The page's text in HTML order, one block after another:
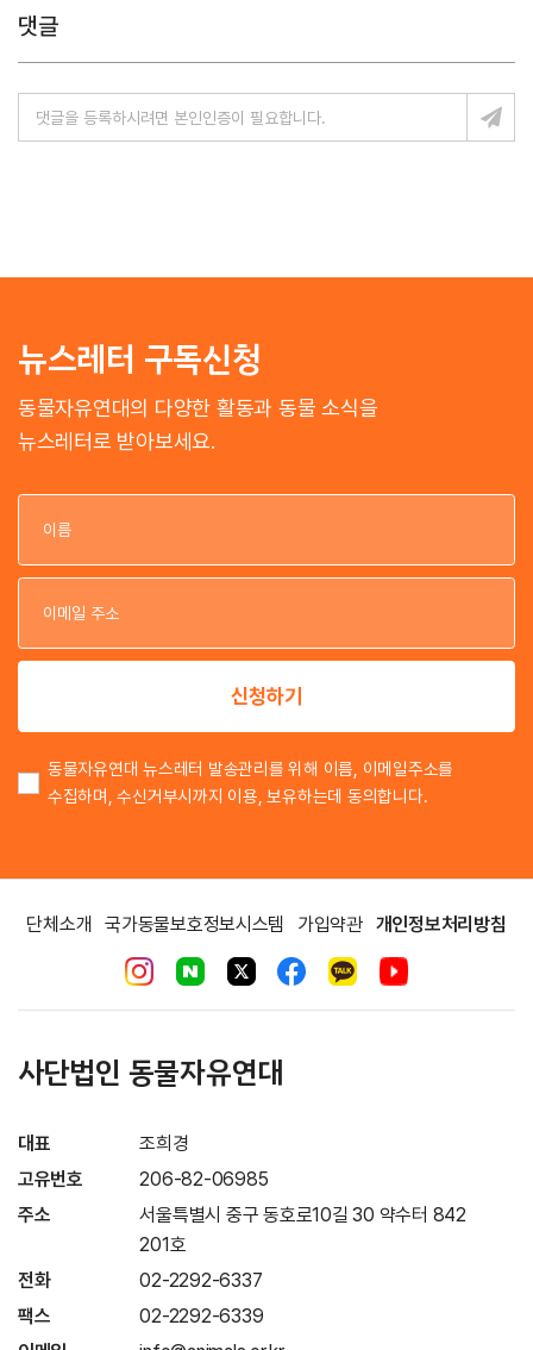
댓글
뉴스레터 구독신청
동물자유연대의 다양한 활동과 동물 소식을
뉴스레터로 받아보세요.
이
이
신청하기
동물자유연대 뉴스레터 발송관리를 위해 이름, 이메일주소를
수집하며, 수신거부시까지 이용, 보유하는데 동의합니다.
단체소개 국가동물보호정보시스템 가입약관 개인정보처리방침
사단법인 동물자유연대
대표
조희경
고유번호
206-82-06985
주소
서울특별시 중구 동호로10길 30 약수터 842
201호
전화
02-2292-6337
팩스
02-2292-6339